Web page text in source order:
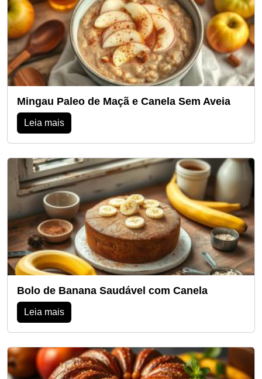
Mingau Paleo de Maçã e Canela Sem Aveia
Leia mais
Bolo de Banana Saudável com Canela
Leia mais